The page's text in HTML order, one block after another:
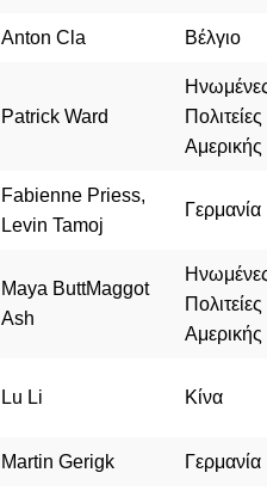
Anton Cla Βέλγιο
Patrick Ward
Πολιτείες
Αμερικής
Fabienne Priess,
Levin Tamoj
Γερμανία
Maya ButtMaggot
Ash
Πολιτείες
Αμερικής
Lu Li Κίνα
Martin Gerigk Γερμανία